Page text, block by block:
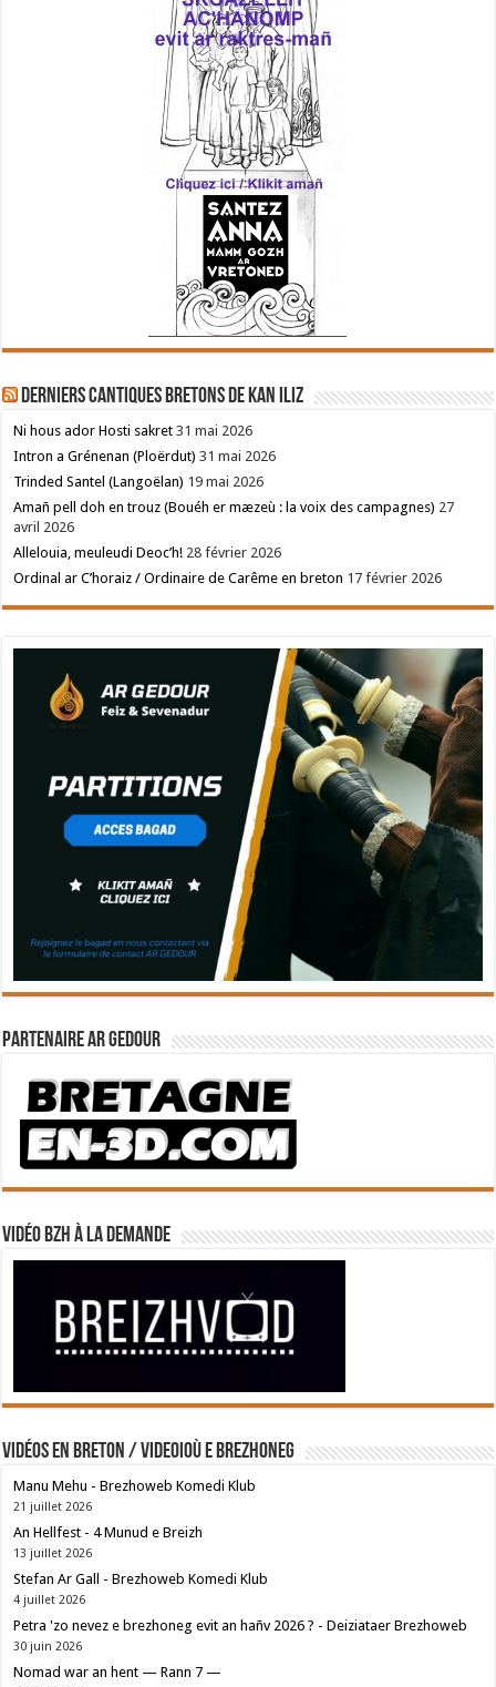
Derniers cantiques bretons de Kan Iliz
Ni hous ador Hosti sakret 31 mai 2026
Intron a Grénenan (Ploërdut) 31 mai 2026
Trinded Santel (Langoëlan) 19 mai 2026
Amañ pell doh en trouz (Bouéh er mæzeù : la voix des campagnes) 27
avril 2026
Allelouia, meuleudi Deoc’h! 28 février 2026
Ordinal ar C’horaiz / Ordinaire de Carême en breton 17 février 2026
Partenaire Ar Gedour
Vidéo BZH à la demande
Vidéos en breton / Videoioù e brezhoneg
Manu Mehu - Brezhoweb Komedi Klub
21 juillet 2026
An Hellfest - 4 Munud e Breizh
13 juillet 2026
Stefan Ar Gall - Brezhoweb Komedi Klub
4 juillet 2026
Petra 'zo nevez e brezhoneg evit an hañv 2026 ? - Deiziataer Brezhoweb
30 juin 2026
Nomad war an hent — Rann 7 —